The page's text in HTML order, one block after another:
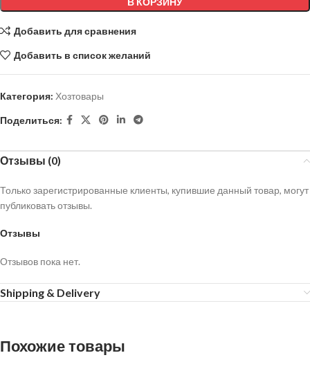
Добавить для сравнения
Добавить в список желаний
Категория: Хозтовары
Поделиться:
Отзывы (0)
Отзывы
Отзывов пока нет.
Только зарегистрированные клиенты, купившие данный товар, могут
публиковать отзывы.
Shipping & Delivery
Похожие товары